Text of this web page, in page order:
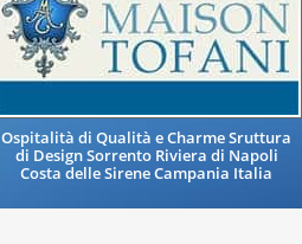
Ospitalità di Qualità e Charme Sruttura
di Design Sorrento Riviera di Napoli
Costa delle Sirene Campania Italia